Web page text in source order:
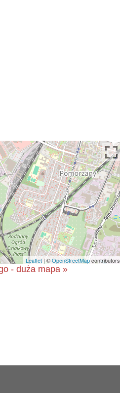
Leaflet| ©OpenStreetMapcontributors
- duża mapa »